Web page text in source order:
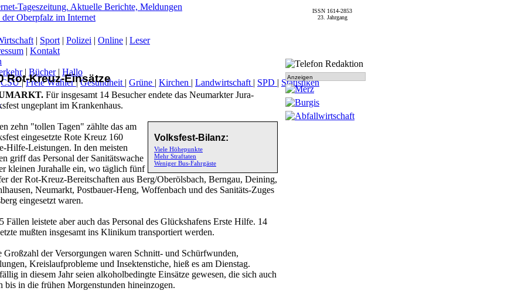
Rot-Kreuz-Einsätze
Für insgesamt 14 Besucher endete das Neumarkter Jura-
ungeplant im Krankenhaus.
Volksfest-Bilanz:
Viele Höhepunkte
Mehr Straftaten
Weniger Bus-Fahrgäste
zehn "tollen Tagen" zählte das am
eingesetzte Rote Kreuz 160
Hilfe-Leistungen. In den meisten
griff das Personal der Sanitätswache
kleinen Jurahalle ein, wo täglich fünf
der Rot-Kreuz-Bereitschaften aus Berg/Oberölsbach, Berngau, Deining,
Neumarkt, Postbauer-Heng, Woffenbach und des Sanitäts-Zuges
eingesetzt waren.
Fällen leistete aber auch das Personal des Glückshafens Erste Hilfe. 14
mußten insgesamt ins Klinikum transportiert werden.
Großzahl der Versorgungen waren Schnitt- und Schürfwunden,
Kreislaufprobleme und Insektenstiche, hieß es am Dienstag.
in diesem Jahr seien alkoholbedingte Einsätze gewesen, die sich auch
bis in die frühen Morgenstunden hineinzogen.
Anzeigen
ISSN 1614-2853
23. Jahrgang
| Sport | Polizei | Online | Leser
| Kontakt
| Bücher| Hallo
CSU|Freie Wähler|Gesundheit | Grüne | Kirchen | Landwirtschaft | SPD | Statistiken